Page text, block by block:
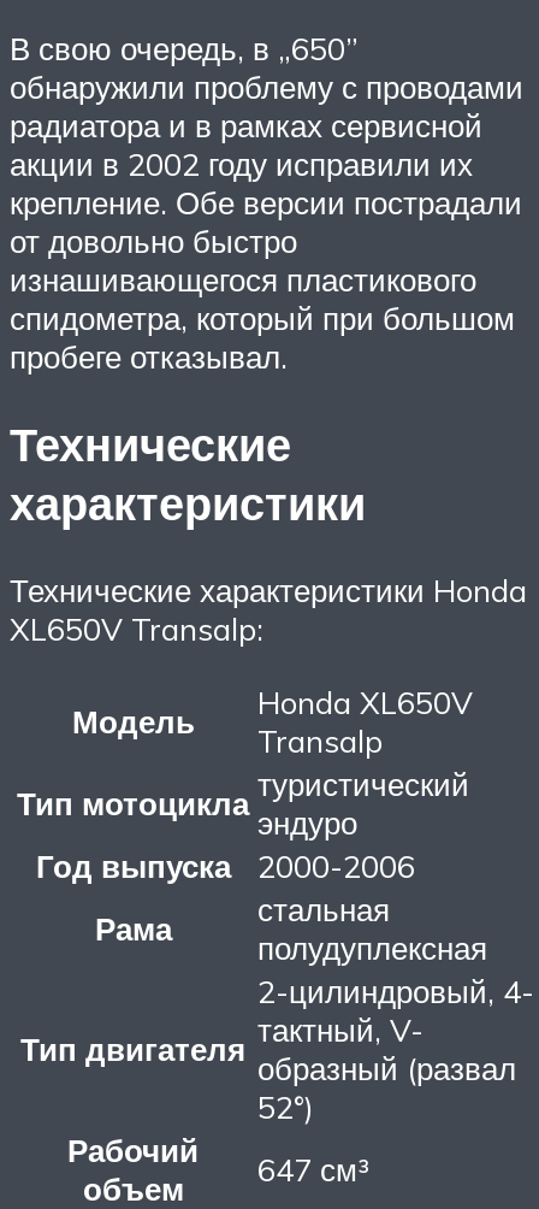
В свою очередь, в „650”
обнаружили проблему с проводами
радиатора и в рамках сервисной
акции в 2002 году исправили их
крепление. Обе версии пострадали
от довольно быстро
изнашивающегося пластикового
спидометра, который при большом
пробеге отказывал.
Технические
характеристики
Технические характеристики Honda
XL650V Transalp:
Модель
Honda XL650V
Transalp
Тип мотоцикла туристический
эндуро
Год выпуска
2000-2006
Рама
стальная
полудуплексная
Тип двигателя
2-цилиндровый, 4-
тактный, V-
образный (развал
52°)
Рабочий
объем
647 см³